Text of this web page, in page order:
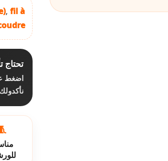
, fil à
تحتاج
اضغط